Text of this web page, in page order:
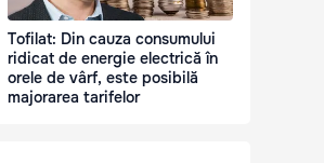
Tofilat: Din cauza consumului
ridicat de energie electrică în
orele de vârf, este posibilă
majorarea tarifelor